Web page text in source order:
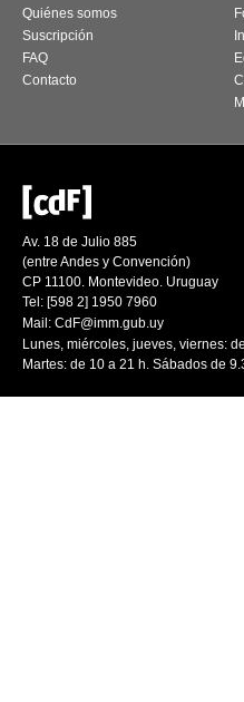
Quiénes somos
Suscripción
FAQ
Contacto
Av. 18 de Julio 885
(entre Andes y Convención)
CP 11100. Montevideo. Uruguay
Tel: [598 2] 1950 7960
Mail: CdF@imm.gub.uy
Lunes, miércoles, jueves, viernes:
Martes: de 10 a 21 h. Sábados de